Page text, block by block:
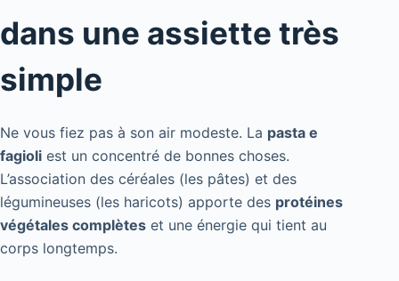
dans une assiette très
simple
Ne vous fiez pas à son air modeste. La pasta e
fagioli est un concentré de bonnes choses.
L’association des céréales (les pâtes) et des
légumineuses (les haricots) apporte des protéines
végétales complètes et une énergie qui tient au
corps longtemps.